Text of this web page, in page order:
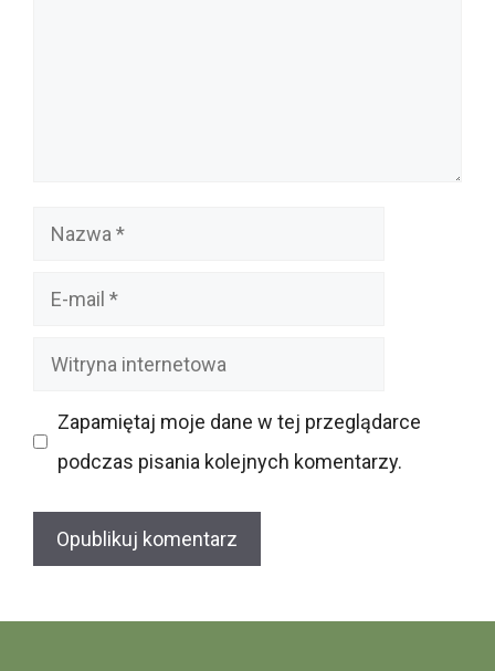
Nazwa
Witryna
Zapamiętaj moje dane w tej przeglądarce
podczas pisania kolejnych komentarzy.